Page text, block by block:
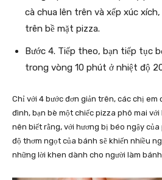
cà chua lên trên và xếp xúc
trên bề mặt pizza.
Bước 4. Tiếp theo, bạn tiếp tục
trong vòng 10 phút ở nhiệt độ
Chỉ với 4 bước đơn giản trên, các chị em
đình, bạn bè một chiếc pizza phô mai
nên biết rằng, với hương bị béo ngậy
độ thơm ngọt của bánh sẽ khiến nhiều
những lời khen dành cho người làm